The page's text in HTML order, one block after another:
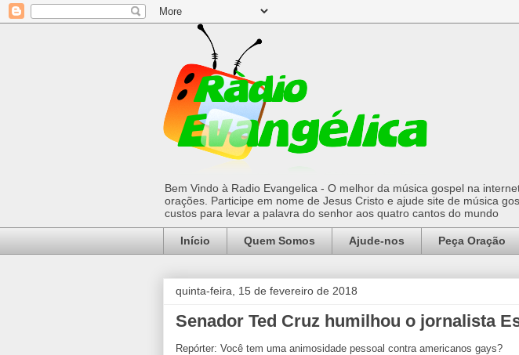
Bem Vindo à Radio Evangelica - O melhor da música gospel na
orações. Participe em nome de Jesus Cristo e ajude site de música
custos para levar a palavra do senhor aos quatro cantos do mundo
Início Quem Somos Ajude-nos Peça Oração
quinta-feira, 15 de fevereiro de 2018
Senador Ted Cruz humilhou o jornalista
Repórter: Você tem uma animosidade pessoal contra americanos gays?